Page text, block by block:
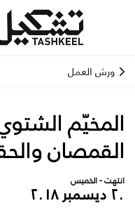
ورش العمل
القمصان
انتهت - الخميس
٢٠ ديسمبر ٢٠١٨